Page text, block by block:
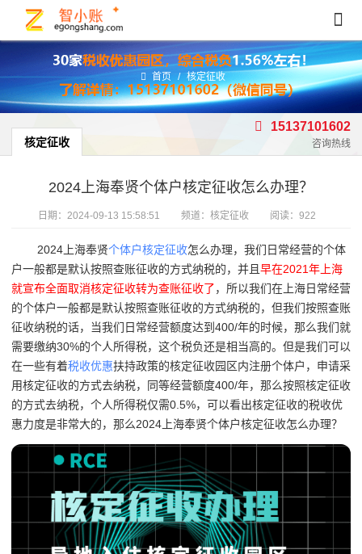
首页 / 核定征收
核定征收
15137101602
咨询热线
2024上海奉贤个体户核定征收怎么办理？
日期： 2024-09-13 15:58:51 频道： 核定征收 阅读：922
2024上海奉贤个体户核定征收怎么办理，我们日常经营的个体
户一般都是默认按照查账征收的方式纳税的，并且早在2021年上海
就宣布全面取消核定征收转为查账征收了，所以我们在上海日常经营
的个体户一般都是默认按照查账征收的方式纳税的，但我们按照查账
征收纳税的话，当我们日常经营额度达到400/年的时候，那么我们就
需要缴纳30%的个人所得税，这个税负还是相当高的。但是我们可以
在一些有着税收优惠扶持政策的核定征收园区内注册个体户，申请采
用核定征收的方式去纳税，同等经营额度400/年，那么按照核定征收
的方式去纳税，个人所得税仅需0.5%，可以看出核定征收的税收优
惠力度是非常大的，那么2024上海奉贤个体户核定征收怎么办理？